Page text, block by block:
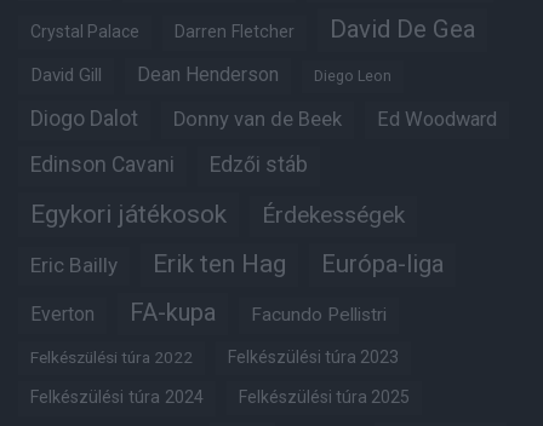
Crystal Palace Darren Fletcher David De Gea
David Gill Dean Henderson Diego Leon
Diogo Dalot Donny van de Beek Ed Woodward
Edinson Cavani Edzői stáb
Egykori játékosok Érdekességek
Eric Bailly Erik ten Hag Európa-liga
Everton FA-kupa Facundo Pellistri
Felkészülési túra 2022 Felkészülési túra 2023
Felkészülési túra 2024 Felkészülési túra 2025